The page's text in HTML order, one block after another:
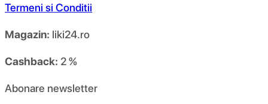
Termeni si Conditii
Magazin: liki24.ro
Cashback: 2 %
Abonare newsletter